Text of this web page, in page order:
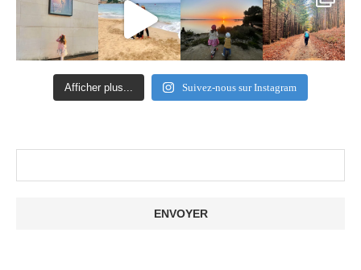
Afficher plus... Suivez-nous sur Instagram